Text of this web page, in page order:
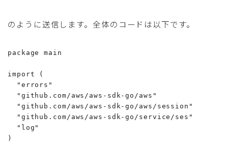
のように送信します。全体のコードは以下です。
package main
import (
  "errors"
  "github.com/aws/aws-sdk-go/aws"
  "github.com/aws/aws-sdk-go/aws/session"
  "github.com/aws/aws-sdk-go/service/ses"
  "log"
)